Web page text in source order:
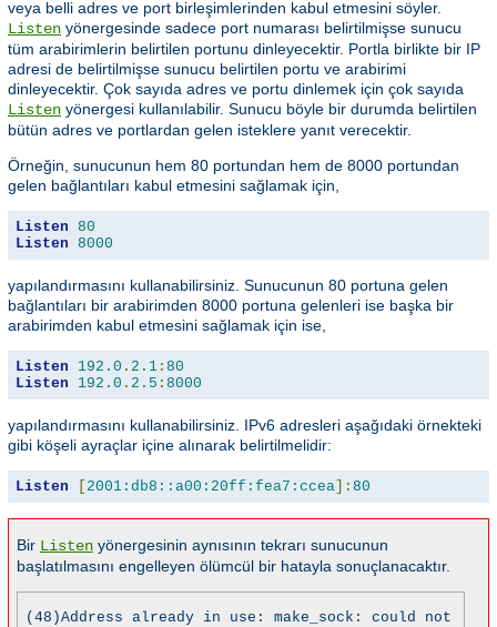
veya belli adres ve port birleşimlerinden kabul etmesini söyler.
Listen yönergesinde sadece port numarası belirtilmişse sunucu
tüm arabirimlerin belirtilen portunu dinleyecektir. Portla birlikte bir IP
adresi de belirtilmişse sunucu belirtilen portu ve arabirimi
dinleyecektir. Çok sayıda adres ve portu dinlemek için çok sayıda
Listen yönergesi kullanılabilir. Sunucu böyle bir durumda belirtilen
bütün adres ve portlardan gelen isteklere yanıt verecektir.
Örneğin, sunucunun hem 80 portundan hem de 8000 portundan
gelen bağlantıları kabul etmesini sağlamak için,
Listen 80
Listen 8000
yapılandırmasını kullanabilirsiniz. Sunucunun 80 portuna gelen
bağlantıları bir arabirimden 8000 portuna gelenleri ise başka bir
arabirimden kabul etmesini sağlamak için ise,
Listen 192.0 . 2.1 : 80
Listen
192.0 . 2.5 : 8000
yapılandırmasını kullanabilirsiniz. IPv6 adresleri aşağıdaki örnekteki
gibi köşeli ayraçlar içine alınarak belirtilmelidir:
Listen 2001:db8::a00:20ff:fea7:ccea ]: 80
Bir Listen yönergesinin aynısının tekrarı sunucunun
başlatılmasını engelleyen ölümcül bir hatayla sonuçlanacaktır.
(48)Address already in use: make_sock: could not